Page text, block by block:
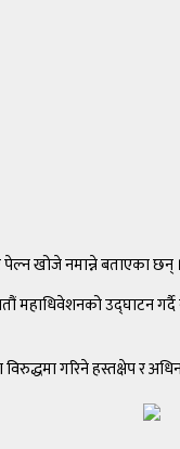
खोजे नमान्ने बताएका छन् ।
उद्घाटन गर्दै
गरिने हस्तक्षेप र